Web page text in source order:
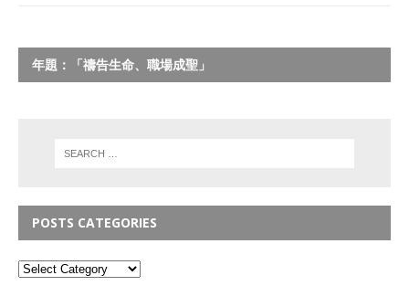
年題：「禱告生命、職場成聖」
POSTS CATEGORIES